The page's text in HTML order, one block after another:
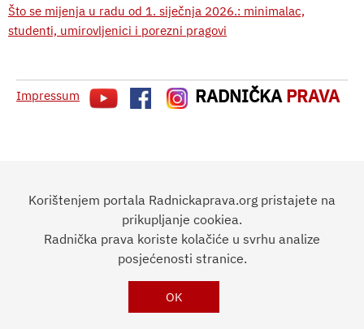
Što se mijenja u radu od 1. siječnja 2026.: minimalac,
studenti, umirovljenici i porezni pragovi
Impressum RADNIČKAPRAVA
Korištenjem portala Radnickaprava.org pristajete na
prikupljanje cookiea.
Radnička prava koriste kolačiće u svrhu analize
posjećenosti stranice.
OK